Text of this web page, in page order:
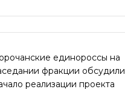
единороссы на
фракции обсудили
реализации проекта